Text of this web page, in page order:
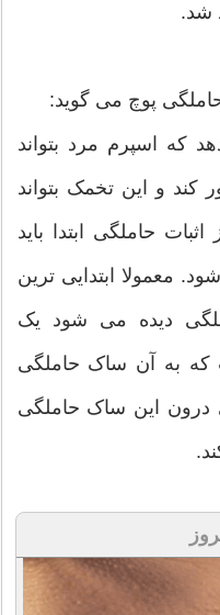
شد.
حاملگی پوچ می گوید:
که اسپرم مرد بتواند
کند و این تخمک بتواند
حاملگی ابتدا باید
معمولا ابتدایی ترین
دیده می شود یک
به آن ساک حاملگی
این ساک حاملگی